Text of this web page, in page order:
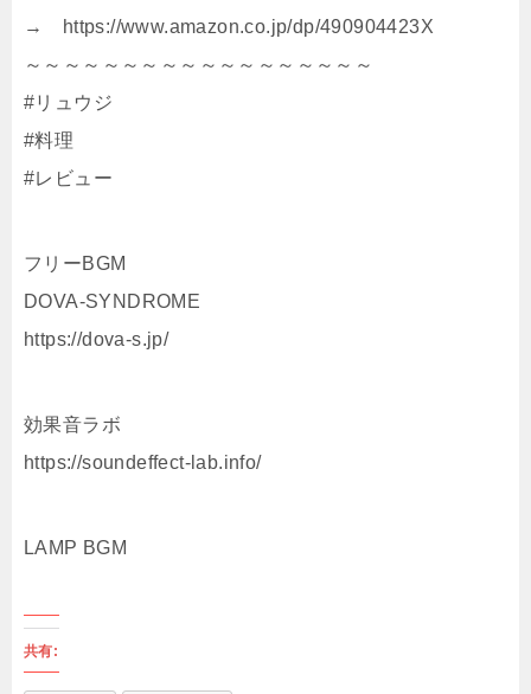
→ https://www.amazon.co.jp/dp/490904423X
～～～～～～～～～～～～～～～～～～
#リュウジ
#料理
#レビュー
フリーBGM
DOVA-SYNDROME
https://dova-s.jp/
効果音ラボ
https://soundeffect-lab.info/
LAMP BGM
共有: